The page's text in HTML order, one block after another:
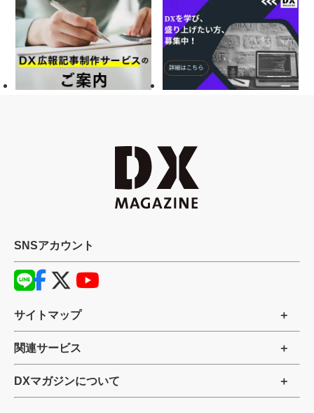
SNSアカウント
サイトマップ
関連サービス
DXマガジンについて